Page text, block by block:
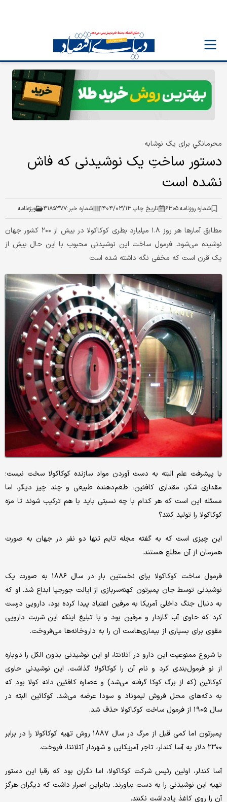
محرمانگیِ برای یک نوشابه
دستور ساختِ یک نوشیدنی که فاش
نشده است
شماره روزنامه:۶۳۰۵ تاریخ چاپ:۱۴۰۴/۰۳/۱۳ شماره خبر:۴۱۸۵۳۷۷ ویژه‌نامه
مطابق آمارها هر روز ۱.۸ میلیارد بطری کوکاکولا در بیش از ۲۰۰ کشور جهان
نوشیده می‌شود. فرمول ساخت این نوشیدنی محبوب با این حال بیش از
یک قرن است که مخفی نگه داشته شده است
با پیشرفت علم البته به دست آوردن مواد سازنده کوکاکولا سخت نیست؛
مقداری شکر، مقداری کافئین، طعم‌دهنده طبیعی و چند چیز دیگر. اما
مسئله این است که هر کدام با چه نسبتی باید با هم ترکیب شوند تا مزه
کوکاکولا را تولید کنند؟
این چیزی است که به گفته مجله تایم تنها دو نفر در جهان به صورت
همزمان از آن مطلع هستند.
فرمول ساخت کوکاکولا برای نخستین بار در سال ۱۸۸۶ به صورت یک
نوشیدنی توسط جان پمبرتون کهنه‌سربازی از ایالت جورجیا ابداع شد. او که
به دنبال جنگ داخلی آمریکا به مرفین اعتیاد پیدا کرده بود، دارویی درست
کرد که حاوی آب گازدار و مرفین بود و با تبلیغ اینکه این شربت دارویی
مقوی برای بسیاری از بیماری‌هاست آن را به داروخانه‌ها می‌فروخت.
با شروع ممنوعیت این دارو در آتلانتا، او این نوشیدنی بدون الکل را دوباره
از نو فرمول‌بندی کرد و نام آن را کوکاکولا گذاشت. این نوشیدنی حاوی
کوکائین (که از برگ کوکا گرفته می‌شد) و عصاره کافئین دانه کولا بود که
به دکه‌های محل فروش لیموناد و سودا عرضه می‌شد. کوکائین البته در
سال ۱۹۰۵ از فرمول ساخت کوکاکولا حذف شد.
پمبرتون اما کمی قبل از مرگ در سال ۱۸۸۷ روش تهیه کوکاکولا را در برابر
۲۳۰۰ دلار به آسا کندلر، تاجر آمریکایی و شهردار آتلانتا، فروخت.
آسا کندلر، اولین رئیس شرکت کوکاکولا، اما نگران بود که رقبا این دستور
تهیه این نوشیدنی را به دست بیاورند. بنابراین اصرار داشت که دیگران هرگز
آن را روی کاغذ یادداشت نکنند.